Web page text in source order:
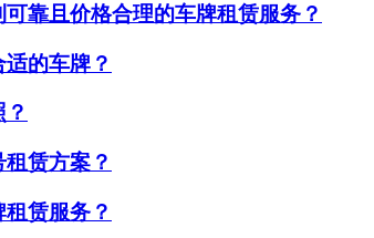
靠且价格合理的车牌租赁服务？
的车牌？
赁方案？
赁服务？